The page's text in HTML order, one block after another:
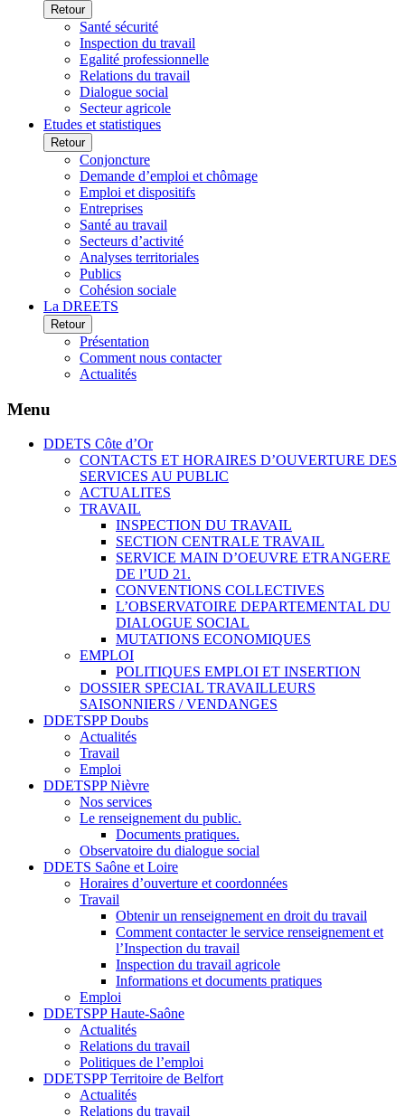
Retour
Santé sécurité
Inspection du travail
Egalité professionnelle
Relations du travail
Dialogue social
Secteur agricole
Etudes et statistiques
Retour
Conjoncture
Demande d’emploi et chômage
Emploi et dispositifs
Entreprises
Santé au travail
Secteurs d’activité
Analyses territoriales
Publics
Cohésion sociale
La DREETS
Retour
Présentation
Comment nous contacter
Actualités
Menu
DDETS Côte d’Or
CONTACTS ET HORAIRES D’OUVERTURE DES
SERVICES AU PUBLIC
ACTUALITES
TRAVAIL
INSPECTION DU TRAVAIL
SECTION CENTRALE TRAVAIL
SERVICE MAIN D’OEUVRE ETRANGERE
DE l’UD 21.
CONVENTIONS COLLECTIVES
L’OBSERVATOIRE DEPARTEMENTAL DU
DIALOGUE SOCIAL
MUTATIONS ECONOMIQUES
EMPLOI
POLITIQUES EMPLOI ET INSERTION
DOSSIER SPECIAL TRAVAILLEURS
SAISONNIERS / VENDANGES
DDETSPP Doubs
Actualités
Travail
Emploi
DDETSPP Nièvre
Nos services
Le renseignement du public.
Documents pratiques.
Observatoire du dialogue social
DDETS Saône et Loire
Horaires d’ouverture et coordonnées
Travail
Obtenir un renseignement en droit du travail
Comment contacter le service renseignement et
l’Inspection du travail
Inspection du travail agricole
Informations et documents pratiques
Emploi
DDETSPP Haute-Saône
Actualités
Relations du travail
Politiques de l’emploi
DDETSPP Territoire de Belfort
Actualités
Relations du travail